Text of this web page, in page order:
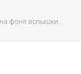
фоне вспышки…